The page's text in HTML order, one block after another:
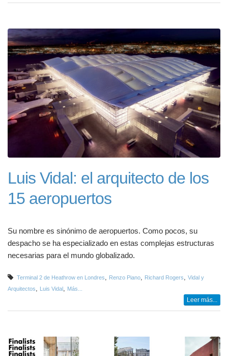
Luis Vidal: el arquitecto de los
15 aeropuertos
Su nombre es sinónimo de aeropuertos. Como pocos, su
despacho se ha especializado en estas complejas estructuras
necesarias para el mundo globalizado.
Terminal 2 de Heathrow en Londres, Renzo Piano, Richard Rogers, Vidal y
Arquitectos, Luis Vidal , Más...
Leer más...